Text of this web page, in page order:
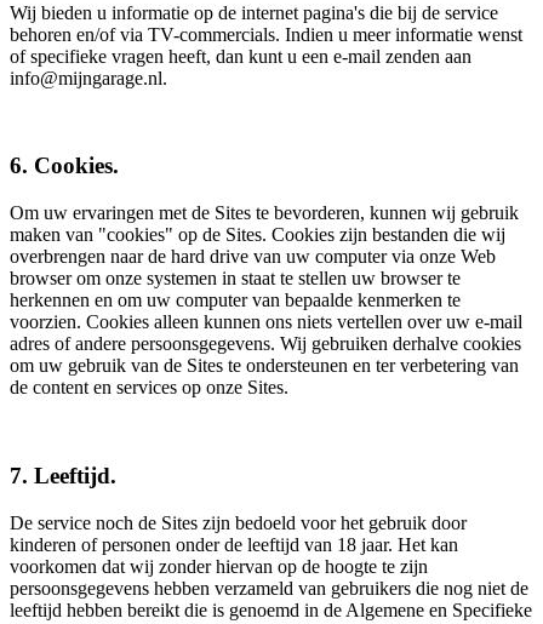
Wij bieden u informatie op de internet pagina's die bij de service
behoren en/of via TV-commercials. Indien u meer informatie wenst
of specifieke vragen heeft, dan kunt u een e-mail zenden aan
info@mijngarage.nl.
6. Cookies.
Om uw ervaringen met de Sites te bevorderen, kunnen wij gebruik
maken van "cookies" op de Sites. Cookies zijn bestanden die wij
overbrengen naar de hard drive van uw computer via onze Web
browser om onze systemen in staat te stellen uw browser te
herkennen en om uw computer van bepaalde kenmerken te
voorzien. Cookies alleen kunnen ons niets vertellen over uw e-mail
adres of andere persoonsgegevens. Wij gebruiken derhalve cookies
om uw gebruik van de Sites te ondersteunen en ter verbetering van
de content en services op onze Sites.
7. Leeftijd.
De service noch de Sites zijn bedoeld voor het gebruik door
kinderen of personen onder de leeftijd van 18 jaar. Het kan
voorkomen dat wij zonder hiervan op de hoogte te zijn
persoonsgegevens hebben verzameld van gebruikers die nog niet de
leeftijd hebben bereikt die is genoemd in de Algemene en Specifieke